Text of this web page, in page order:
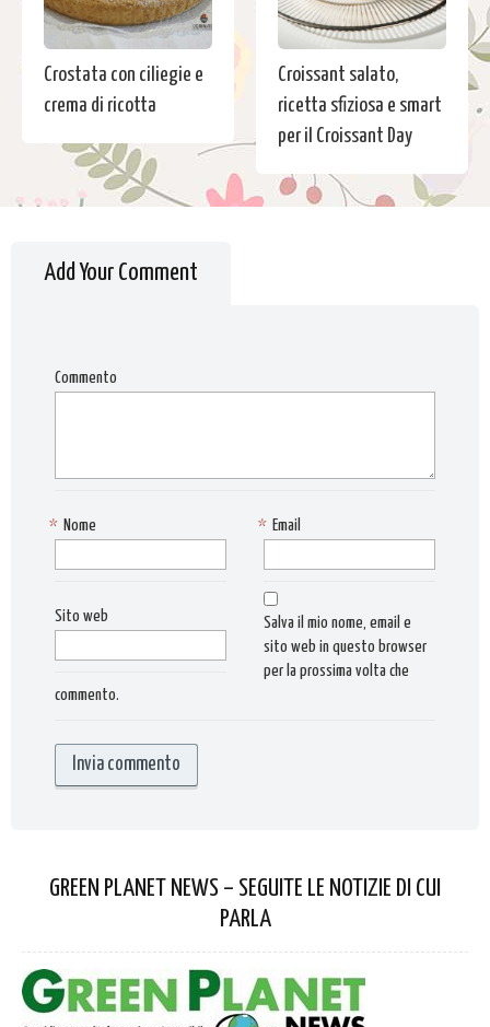
Crostata con ciliegie e
crema di ricotta
Croissant salato,
ricetta sfiziosa e smart
per il Croissant Day
Add Your Comment
Commento
Nome
* Email
*
Sito web
Salva il mio nome, email e
sito web in questo browser
per la prossima volta che
commento.
GREEN PLANET NEWS – SEGUITE LE NOTIZIE DI CUI
PARLA